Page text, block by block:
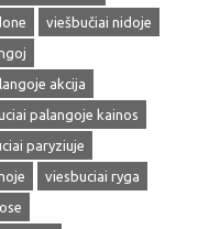
viešbučiai nidoje
akcija
palangoje kainos
paryziuje
viesbuciai ryga